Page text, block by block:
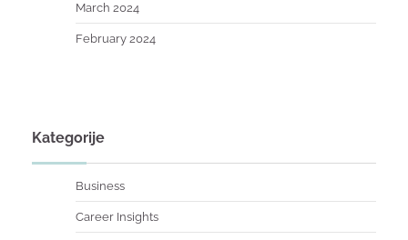
March 2024
February 2024
Kategorije
Business
Career Insights